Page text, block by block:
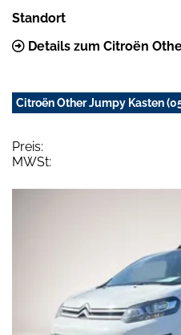
Standort
Details zum Citroën
Citroën Other Jumpy Kasten
Preis:
MWSt: